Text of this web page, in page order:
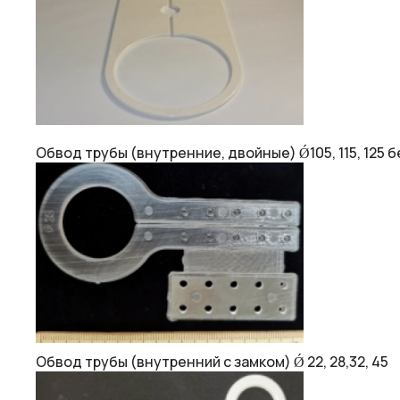
Обвод трубы (внутренние, двойные) Ǿ105, 115, 125
Обвод трубы (внутренний с замком) Ǿ 22, 28,32, 45